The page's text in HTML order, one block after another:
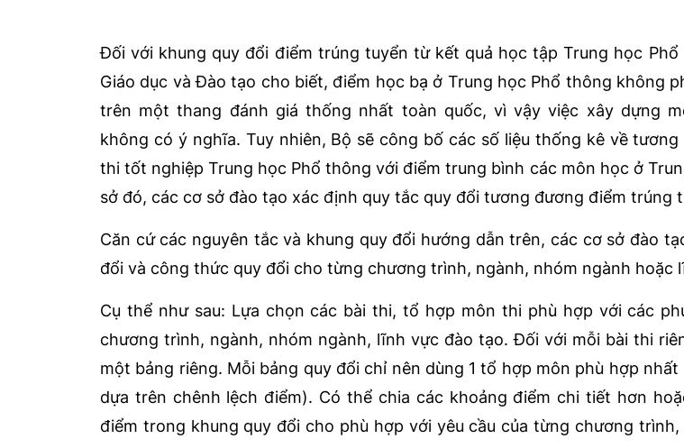
Đối với khung quy đổi điểm trúng tuyển từ kết quả học tập Trung học
Giáo dục và Đào tạo cho biết, điểm học bạ ở Trung học Phổ thông không
trên một thang đánh giá thống nhất toàn quốc, vì vậy việc xây dựng
không có ý nghĩa. Tuy nhiên, Bộ sẽ công bố các số liệu thống kê về
thi tốt nghiệp Trung học Phổ thông với điểm trung bình các môn học ở
sở đó, các cơ sở đào tạo xác định quy tắc quy đổi tương đương điểm trúng
Căn cứ các nguyên tắc và khung quy đổi hướng dẫn trên, các cơ sở đào
đổi và công thức quy đổi cho từng chương trình, ngành, nhóm ngành hoặc
Cụ thể như sau: Lựa chọn các bài thi, tổ hợp môn thi phù hợp với các
chương trình, ngành, nhóm ngành, lĩnh vực đào tạo. Đối với mỗi bài thi
một bảng riêng. Mỗi bảng quy đổi chỉ nên dùng 1 tổ hợp môn phù hợp
dựa trên chênh lệch điểm). Có thể chia các khoảng điểm chi tiết hơn
điểm trong khung quy đổi cho phù hợp với yêu cầu của từng chương